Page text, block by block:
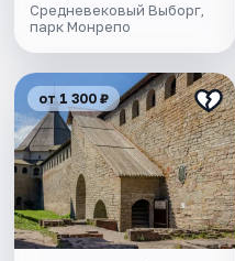
Средневековый Выборг,
парк Монрепо
от 1 300 ₽